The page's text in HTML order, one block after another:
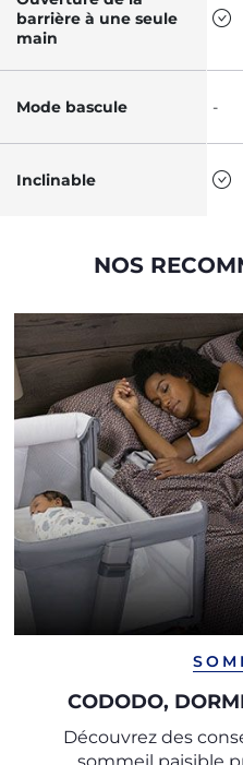
barrière à une seule
main
Mode bascule -
Inclinable
NOS
CODODO,
Découvrez des